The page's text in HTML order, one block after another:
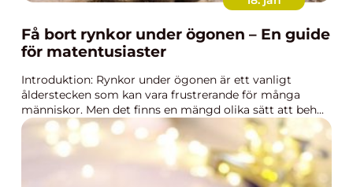
Få bort rynkor under ögonen – En guide
för matentusiaster
Introduktion: Rynkor under ögonen är ett vanligt
ålderstecken som kan vara frustrerande för många
människor. Men det finns en mängd olika sätt att beh...